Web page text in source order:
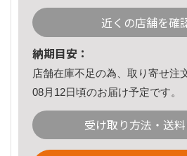
近くの店舗を確
納期目安：
店舗在庫不足の為、取り寄せ注
08月12日頃のお届け予定です。
受け取り方法・送